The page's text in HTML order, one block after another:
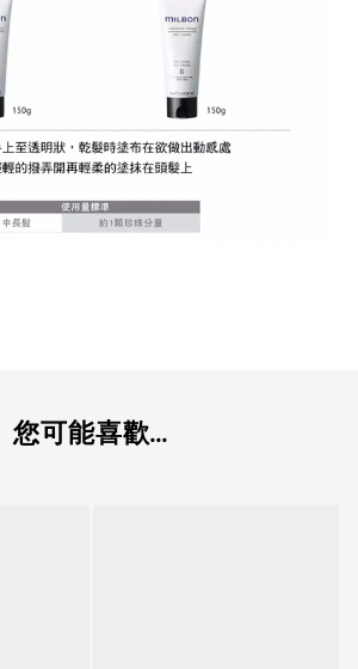
您可能喜歡...